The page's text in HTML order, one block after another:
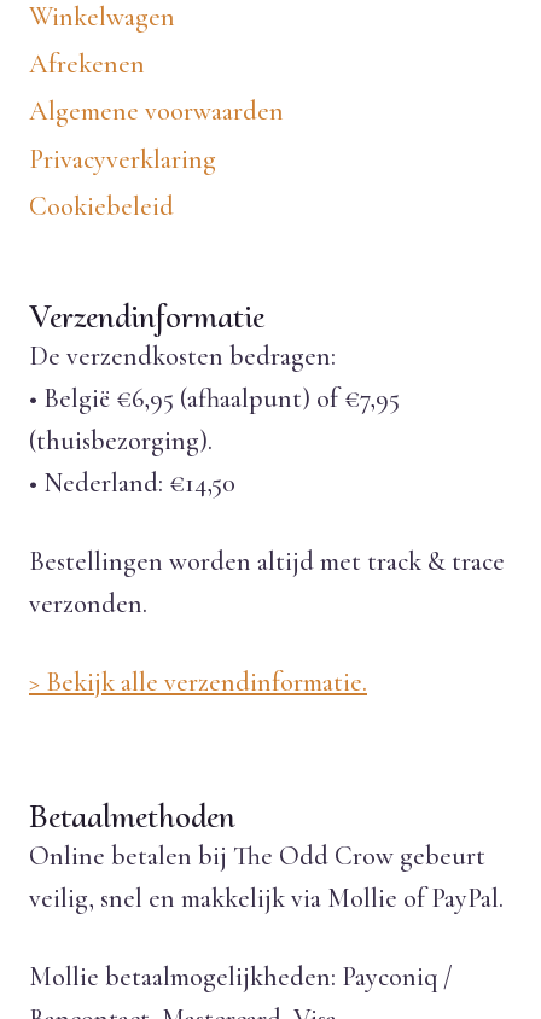
Winkelwagen
Afrekenen
Algemene voorwaarden
Privacyverklaring
Cookiebeleid
Verzendinformatie
De verzendkosten bedragen:
• België €6,95 (afhaalpunt) of €7,95
(thuisbezorging).
• Nederland: €14,50
Bestellingen worden altijd met track & trace
verzonden.
> Bekijk alle verzendinformatie.
Betaalmethoden
Online betalen bij The Odd Crow gebeurt
veilig, snel en makkelijk via Mollie of PayPal.
Mollie betaalmogelijkheden: Payconiq /